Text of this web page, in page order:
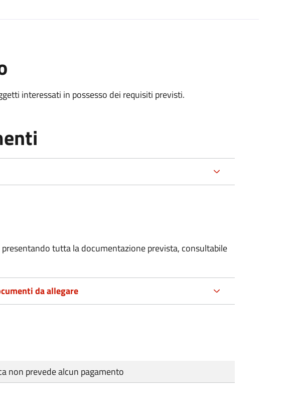
interessati in possesso dei requisiti previsti.
tutta la documentazione prevista, consultabile
da allegare
non prevede alcun pagamento